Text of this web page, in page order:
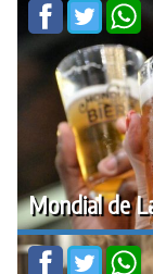
Mondial de